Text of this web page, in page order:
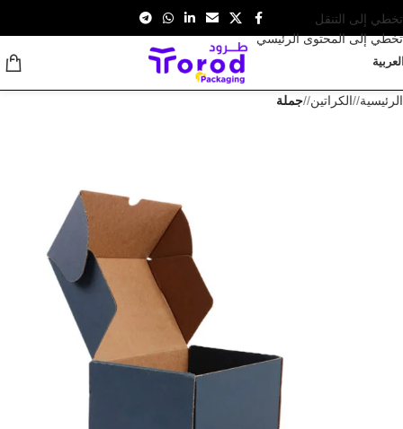
تخطي إلى التنقل
تخطي إلى المحتوى الرئيسي
الرئيسية/ الكراتين/ جملة